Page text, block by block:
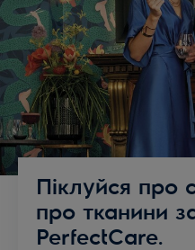
Піклуйся про
про тканини
PerfectCare.